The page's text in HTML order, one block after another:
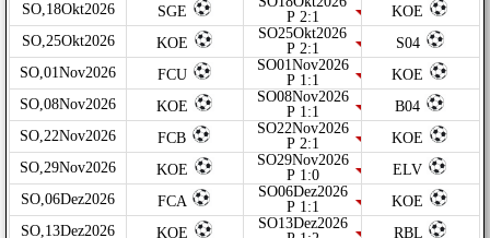
SO,18Okt2026
SGE
P 2:1
KOE
SO,25Okt2026
KOE
SO25Okt2026
P 2:1
S04
SO,01Nov2026
FCU
SO01Nov2026
P 1:1
KOE
SO,08Nov2026
KOE
SO08Nov2026
P 1:1
B04
SO,22Nov2026
FCB
SO22Nov2026
P 2:1
KOE
SO,29Nov2026
KOE
SO29Nov2026
P 1:0
ELV
SO,06Dez2026
FCA
SO06Dez2026
P 1:1
KOE
SO,13Dez2026
KOE
SO13Dez2026
RBL